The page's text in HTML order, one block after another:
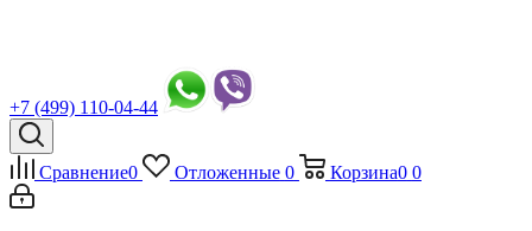
+7 (499) 110-04-44
Сравнение0 Отложенные 0 Корзина0 0